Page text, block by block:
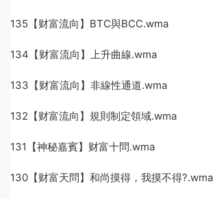
135【财富流向】BTC與BCC.wma
134【财富流向】上升曲線.wma
133【财富流向】非線性通道.wma
132【财富流向】規則制定領域.wma
131【神秘嘉賓】财富十問.wma
130【财富天問】和尚摸得，我摸不得?.wma